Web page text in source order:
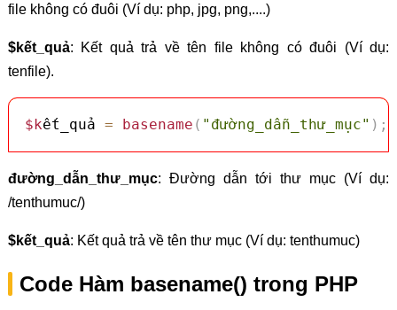
file không có đuôi (Ví dụ: php, jpg, png,....)
$kết_quả: Kết quả trả về tên file không có đuôi (Ví dụ:
tenfile).
$kết_quả = basename ( "đường_dẫn_thư_mục" ) ;
đường_dẫn_thư_mục: Đường dẫn tới thư mục (Ví dụ:
/tenthumuc/)
$kết_quả: Kết quả trả về tên thư mục (Ví dụ: tenthumuc)
Code Hàm basename() trong PHP